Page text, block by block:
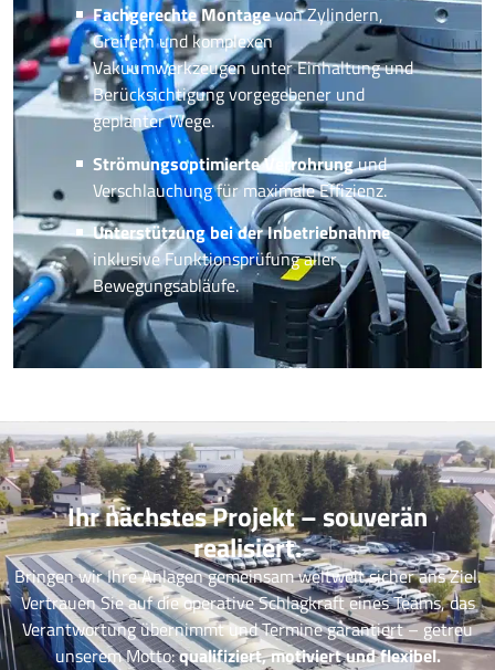
Fachgerechte Montagevon Zylindern,
Greifern und komplexen
Vakuumwerkzeugen unter Einhaltung und
Berücksichtigung vorgegebener und
geplanter Wege.
Strömungsoptimierte Verrohrungund
Verschlauchung für maximale Effizienz.
Unterstützung bei der Inbetriebnahme
inklusive Funktionsprüfung aller
Bewegungsabläufe.
Ihr nächstes Projekt – souverän
realisiert.
Bringen wir Ihre Anlagen gemeinsam weltweit sicher ans Ziel.
Vertrauen Sie auf die operative Schlagkraft eines Teams, das
Verantwortung übernimmt und Termine garantiert – getreu
unserem Motto:qualifiziert, motiviert und flexibel.